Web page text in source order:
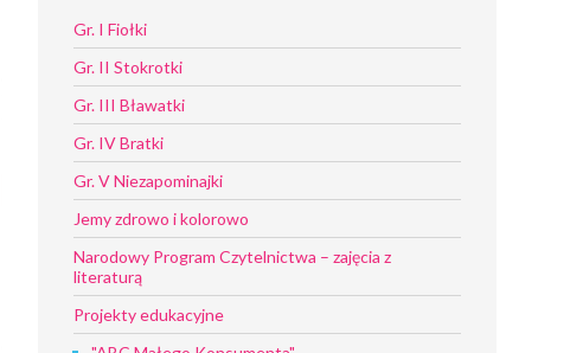
Gr. I Fiołki
Gr. II Stokrotki
Gr. III Bławatki
Gr. IV Bratki
Gr. V Niezapominajki
Jemy zdrowo i kolorowo
Narodowy Program Czytelnictwa – zajęcia z
literaturą
Projekty edukacyjne